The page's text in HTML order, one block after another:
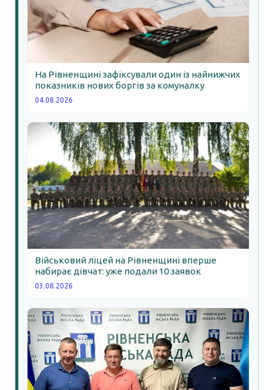
На Рівненщині зафіксували один із найнижчих
показників нових боргів за комуналку
04.08.2026
Військовий ліцей на Рівненщині вперше
набирає дівчат: уже подали 10 заявок
03.08.2026